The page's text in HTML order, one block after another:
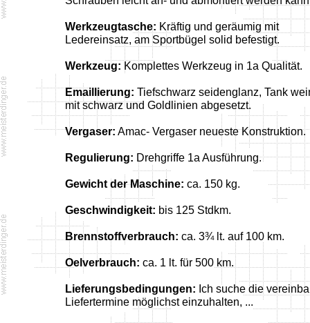
Werkzeugtasche: Kräftig und geräumig mit
Ledereinsatz, am Sportbügel solid befestigt.
Werkzeug: Komplettes Werkzeug in 1a Qualität.
Emaillierung: Tiefschwarz seidenglanz, Tank
mit schwarz und Goldlinien abgesetzt.
Vergaser: Amac- Vergaser neueste Konstruktion.
Regulierung: Drehgriffe 1a Ausführung.
Gewicht der Maschine: ca. 150 kg.
Geschwindigkeit: bis 125 Stdkm.
Brennstoffverbrauch: ca. 3¾ lt. auf 100 km.
Oelverbrauch: ca. 1 lt. für 500 km.
Lieferungsbedingungen: Ich suche die
Liefertermine möglichst einzuhalten, ...